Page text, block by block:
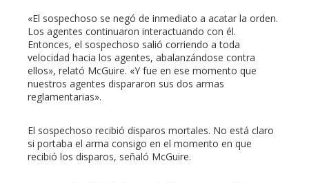
«El sospechoso se negó de inmediato a acatar la orden.
Los agentes continuaron interactuando con él.
Entonces, el sospechoso salió corriendo a toda
velocidad hacia los agentes, abalanzándose contra
ellos», relató McGuire. «Y fue en ese momento que
nuestros agentes dispararon sus dos armas
reglamentarias».
El sospechoso recibió disparos mortales. No está claro
si portaba el arma consigo en el momento en que
recibió los disparos, señaló McGuire.